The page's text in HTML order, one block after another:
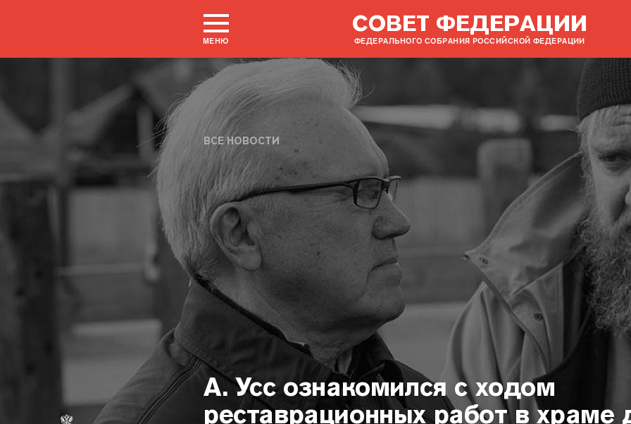
МЕНЮ
СОВЕТ ФЕДЕРАЦИИ
ФЕДЕРАЛЬНОГО СОБРАНИЯ РОССИЙСКОЙ ФЕДЕРАЦИИ
ВСЕ НОВОСТИ
А. Усс ознакомился с ходом
реставрационных работ в храме